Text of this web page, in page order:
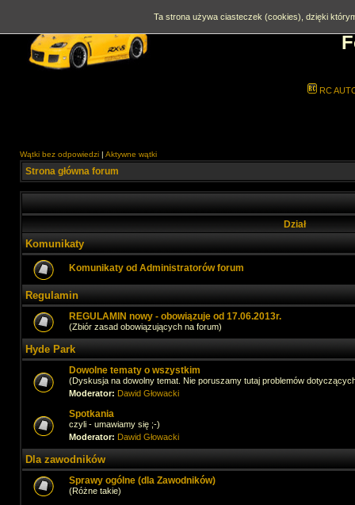
RC
Wątki bez odpowiedzi | Aktywne wątki
Strona główna forum
Dział
Komunikaty
Komunikaty od Administratorów forum
Regulamin
REGULAMIN nowy - obowiązuje od 17.06.2013r.
(Zbiór zasad obowiązujących na forum)
Hyde Park
Dowolne tematy o wszystkim
(Dyskusja na dowolny temat. Nie poruszamy tutaj problemów
Moderator: Dawid Głowacki
Spotkania
czyli - umawiamy się ;-)
Moderator: Dawid Głowacki
Dla zawodników
Sprawy ogólne (dla Zawodników)
(Różne takie)
Ta strona używa ciasteczek (cookies), dzięki